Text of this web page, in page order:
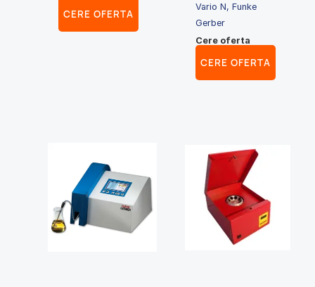
CERE OFERTA
Vario N, Funke
Gerber
Cere oferta
CERE OFERTA